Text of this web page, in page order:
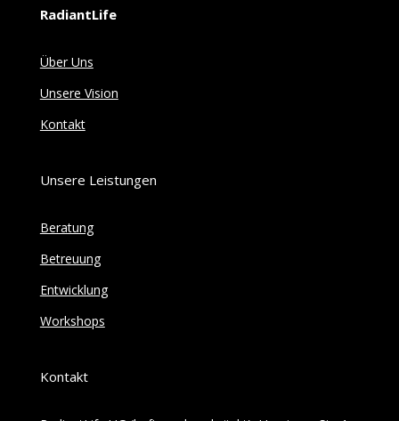
RadiantLife
Über Uns
Unsere Vision
Kontakt
Unsere Leistungen
Beratung
Betreuung
Entwicklung
Workshops
Kontakt